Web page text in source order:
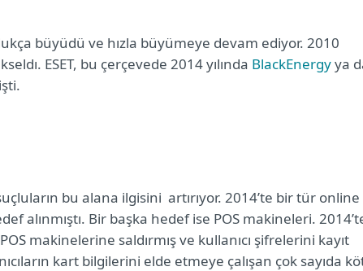
büyüdü ve hızla büyümeye devam ediyor. 2010
ESET, bu çerçevede 2014 yılında BlackEnergyya
bu alana ilgisini artırıyor. 2014’te bir tür online
alınmıştı. Bir başka hedef ise POS makineleri.
makinelerine saldırmış ve kullanıcı şifrelerini kayıt
kart bilgilerini elde etmeye çalışan çok sayıda